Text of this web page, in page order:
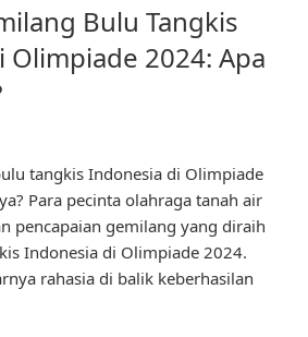
Bulu Tangkis
2024: Apa
tangkis Indonesia di Olimpiade
Para pecinta olahraga tanah air
pencapaian gemilang yang diraih
Indonesia di Olimpiade 2024.
rahasia di balik keberhasilan